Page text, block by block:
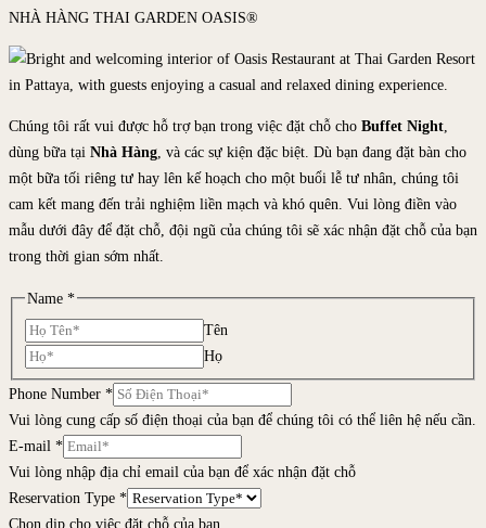
NHÀ HÀNG THAI GARDEN OASIS®
Chúng tôi rất vui được hỗ trợ bạn trong việc đặt chỗ cho Buffet Night,
dùng bữa tại Nhà Hàng, và các sự kiện đặc biệt. Dù bạn đang đặt bàn cho
một bữa tối riêng tư hay lên kế hoạch cho một buổi lễ tư nhân, chúng tôi
cam kết mang đến trải nghiệm liền mạch và khó quên. Vui lòng điền vào
mẫu dưới đây để đặt chỗ, đội ngũ của chúng tôi sẽ xác nhận đặt chỗ của bạn
trong thời gian sớm nhất.
Name *
Tên
Họ
Phone Number *
Vui lòng cung cấp số điện thoại của bạn để chúng tôi có thể liên hệ nếu cần.
E-mail *
Vui lòng nhập địa chỉ email của bạn để xác nhận đặt chỗ
Reservation Type *
Chọn dịp cho việc đặt chỗ của bạn